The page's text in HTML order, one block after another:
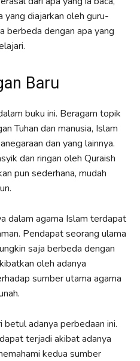
yang diajarkan oleh guru-
berbeda dengan apa yang
Baru
buku ini. Beragam topik
Tuhan dan manusia, Islam
dan yang lainnya.
dan ringan oleh Quraish
pun sederhana, mudah
dalam agama Islam terdapat
Pendapat seorang ulama
saja berbeda dengan
oleh adanya
sumber utama agama
betul adanya perbedaan ini.
terjadi akibat adanya
kedua sumber